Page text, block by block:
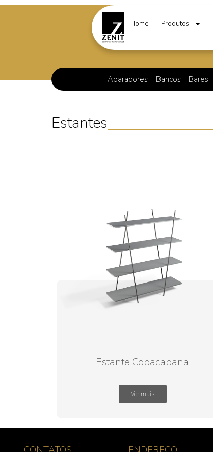
Home Produtos
Aparadores Bancos Bares
Estantes
Estante Copacabana
Ver mais